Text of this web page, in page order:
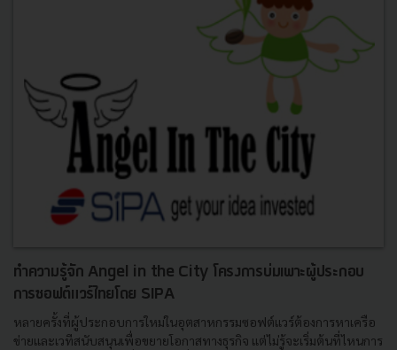
ทำความรู้จัก Angel in the City โครงการบ่มเพาะผู้ประกอบ
การซอฟต์แวร์ไทยโดย SIPA
หลายครั้งที่ผู้ประกอบการใหม่ในอุตสาหกรรมซอฟต์แวร์ต้องการหาเครือ
ข่ายและเวทีสนับสนุนเพื่อขยายโอกาสทางธุรกิจ แต่ไม่รู้จะเริ่มต้นที่ไหนการ